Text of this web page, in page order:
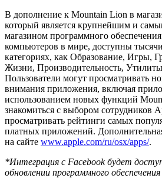
В дополнение к Mountain Lion в
который является крупнейшим и
магазином программного
компьютеров в мире, доступны
категориях, как Образование, Игры,
Жизни, Производительность,
Пользователи могут просматривать
внимания приложения, включая
использованием новых функций
знакомиться с выбором сотрудников
просматривать рейтинги самых
платных приложений.
на сайте www.apple.com/ru/osx/apps/.
*Интеграция с Facebook будет
обновлении программного